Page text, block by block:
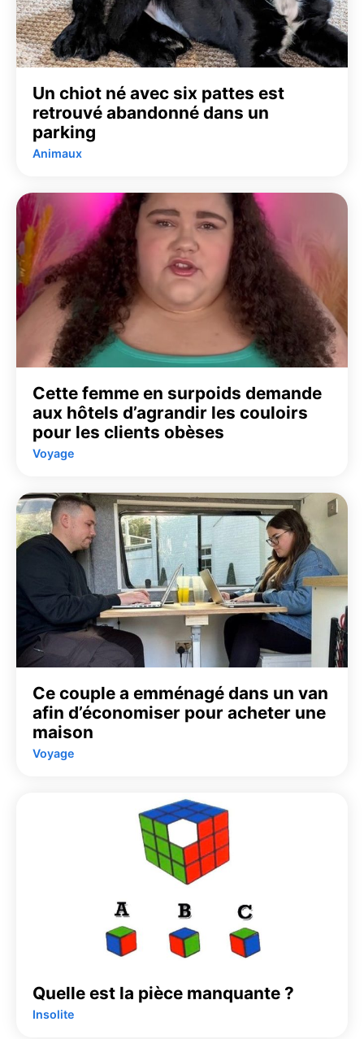
Un chiot né avec six pattes est
retrouvé abandonné dans un
parking
Animaux
Cette femme en surpoids demande
aux hôtels d’agrandir les couloirs
pour les clients obèses
Voyage
Ce couple a emménagé dans un van
afin d’économiser pour acheter une
maison
Voyage
Quelle est la pièce manquante ?
Insolite